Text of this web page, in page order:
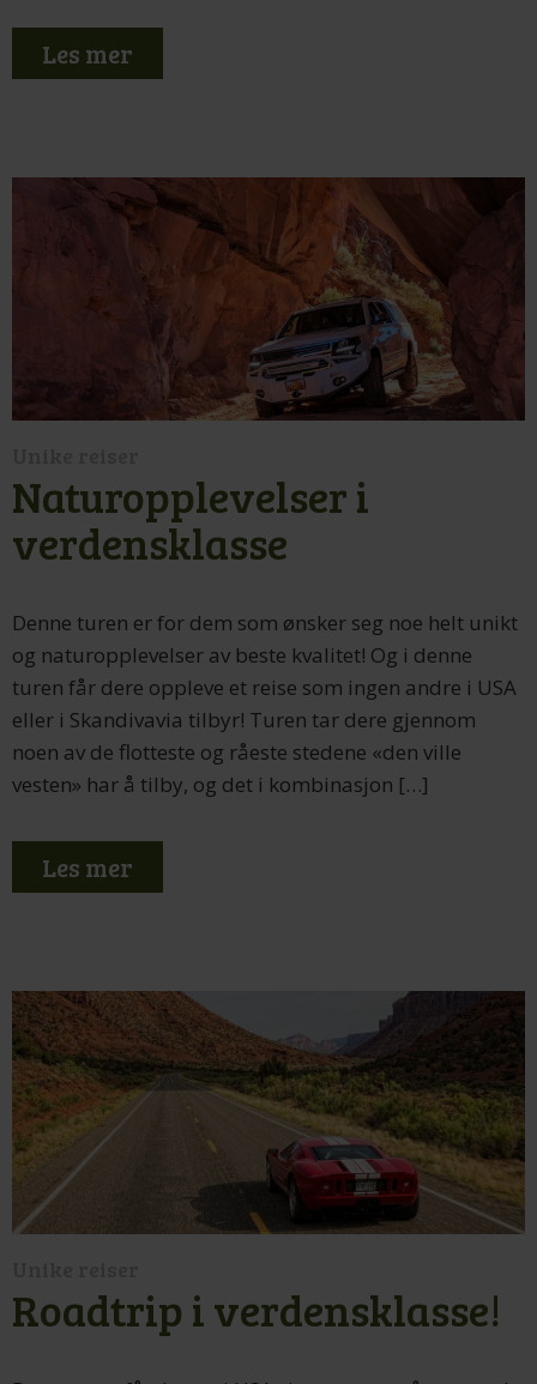
Les mer
Naturopplevelser i
verdensklasse
Denne turen er for dem som ønsker seg noe helt unikt
og naturopplevelser av beste kvalitet! Og i denne
turen får dere oppleve et reise som ingen andre i USA
eller i Skandivavia tilbyr! Turen tar dere gjennom
noen av de flotteste og råeste stedene «den ville
vesten» har å tilby, og det i kombinasjon […]
Les mer
Roadtrip i verdensklasse!